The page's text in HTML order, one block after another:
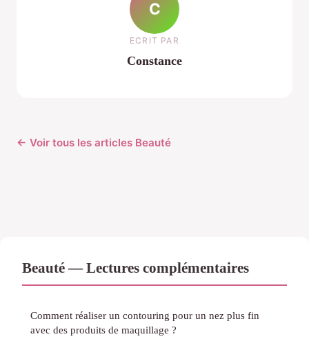
C
ECRIT PAR
Constance
← Voir tous les articles Beauté
Beauté — Lectures complémentaires
Comment réaliser un contouring pour un nez plus fin
avec des produits de maquillage ?